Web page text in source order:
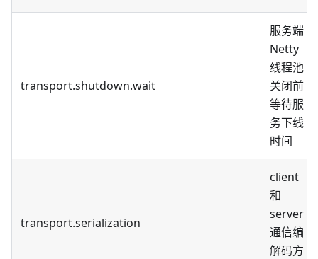
transport.shutdown.wait
服务端
Netty
线程池
关闭前
等待服
务下线
时间
transport.serialization
client
和
server
通信编
解码方